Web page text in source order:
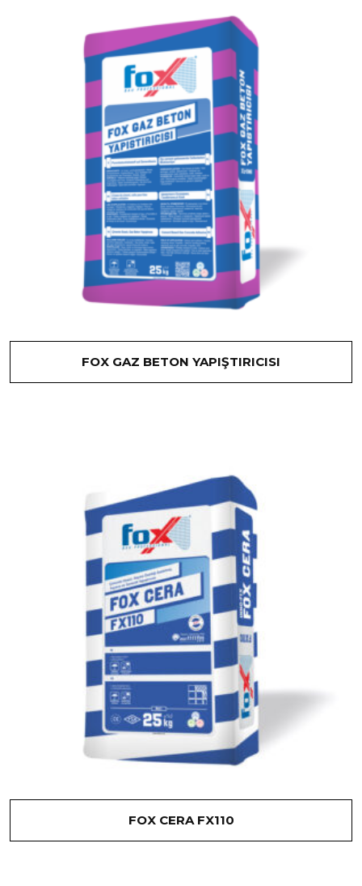
FOX GAZ BETON YAPIŞTIRICISI
FOX CERA FX110